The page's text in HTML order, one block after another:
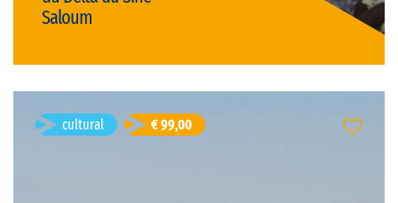
Saloum
cultural € 99,00 Weekend Siné Saloum